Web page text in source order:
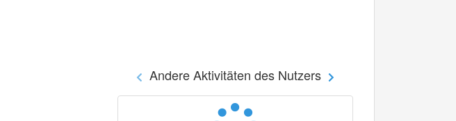
Andere Aktivitäten des Nutzers